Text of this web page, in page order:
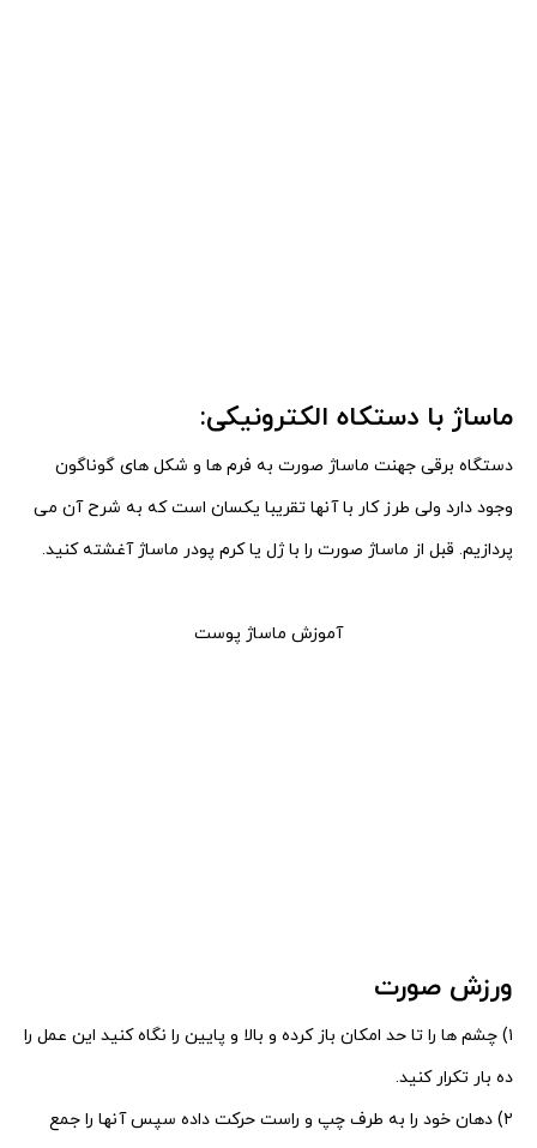
ماساژ با دستکاه الکترونیکی:
دستگاه برقی جهنت ماساژ صورت به فرم ها و شکل های گوناگون
وجود دارد ولی طرز کار با آنها تقریبا یکسان استکه به شرح آن می
پردازیم. قبل از ماساژ صورت را با ژل یا کرم پودر ماساژ آغشته کنید.
آموزش ماساژ پوست
ورزش صورت
۱) چشم ها را تا حد امکان باز کرده و بالا و پایین را نگاه کنید این عمل را
ده بار تکرار کنید.
۲) دهان خود را به طرف چپ و راست حرکت داده سپس آنها را جمع